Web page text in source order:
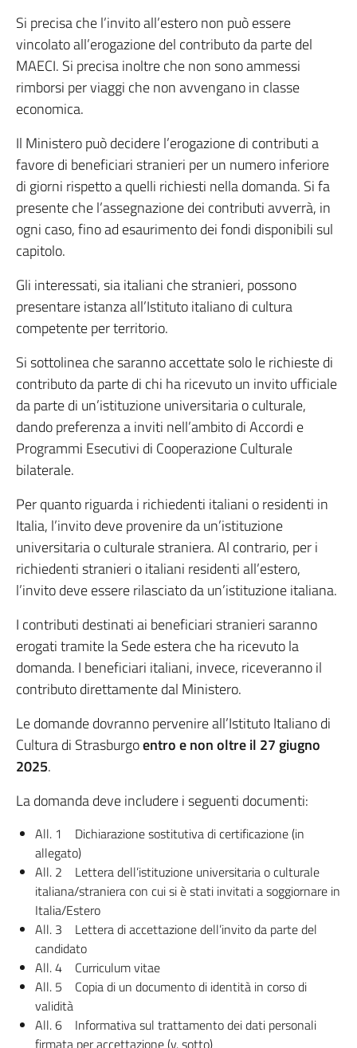
Si precisa che l’invito all’estero non può essere
vincolato all’erogazione del contributo da parte del
MAECI. Si precisa inoltre che non sono ammessi
rimborsi per viaggi che non avvengano in classe
economica.
Il Ministero può decidere l’erogazione di contributi a
favore di beneficiari stranieri per un numero inferiore
di giorni rispetto a quelli richiesti nella domanda. Si fa
presente che l’assegnazione dei contributi avverrà, in
ogni caso, fino ad esaurimento dei fondi disponibili sul
capitolo.
Gli interessati, sia italiani che stranieri, possono
presentare istanza all’Istituto italiano di cultura
competente per territorio.
Si sottolinea che saranno accettate solo le richieste di
contributo da parte di chi ha ricevuto un invito ufficiale
da parte di un’istituzione universitaria o culturale,
dando preferenza a inviti nell’ambito di Accordi e
Programmi Esecutivi di Cooperazione Culturale
bilaterale.
Per quanto riguarda i richiedenti italiani o residenti in
Italia, l’invito deve provenire da un’istituzione
universitaria o culturale straniera. Al contrario, per i
richiedenti stranieri o italiani residenti all’estero,
l’invito deve essere rilasciato da un’istituzione italiana.
I contributi destinati ai beneficiari stranieri saranno
erogati tramite la Sede estera che ha ricevuto la
domanda. I beneficiari italiani, invece, riceveranno il
contributo direttamente dal Ministero.
Le domande dovranno pervenire all’Istituto Italiano di
Cultura di Strasburgoentro e non oltre il 27 giugno
2025.
La domanda deve includere i seguenti documenti:
All. 1 Dichiarazione sostitutiva di certificazione (in
allegato)
All. 2 Lettera dell’istituzione universitaria o culturale
italiana/straniera con cui si è stati invitati a soggiornare in
Italia/Estero
All. 3 Lettera di accettazione dell’invito da parte del
candidato
All. 4 Curriculum vitae
All. 5 Copia di un documento di identità in corso di
validità
All. 6 Informativa sul trattamento dei dati personali
firmata per accettazione (v. sotto)